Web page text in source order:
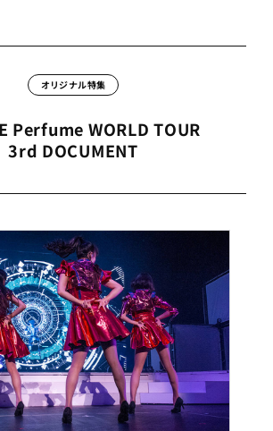
オリジナル特集
Perfume WORLD TOUR
3rd DOCUMENT